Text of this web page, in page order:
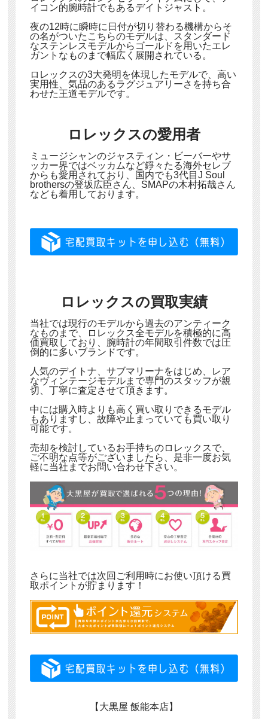
イコン的腕時計でもあるデイトジャスト。
夜の12時に瞬時に日付が切り替わる機構からそ
の名がついたこちらのモデルは、スタンダード
なステンレスモデルからゴールドを用いたエレ
ガントなものまで幅広く展開されている。
ロレックスの3大発明を体現したモデルで、高い
実用性、気品のあるラグジュアリーさを持ち合
わせた王道モデルです。
ロレックスの愛用者
ミュージシャンのジャスティン・ビーバーやサ
ッカー界ではベッカムなど錚々たる海外セレブ
からも愛用されており、国内でも3代目J Soul
brothersの登坂広臣さん、SMAPの木村拓哉さん
なども着用しております。
ロレックスの買取実績
当社では現行のモデルから過去のアンティーク
なものまで、ロレックス全モデルを積極的に高
価買取しており、腕時計の年間取引件数では圧
倒的に多いブランドです。
人気のデイトナ、サブマリーナをはじめ、レア
なヴィンテージモデルまで専門のスタッフが親
切、丁寧に査定させて頂きます。
中には購入時よりも高く買い取りできるモデル
もありますし、故障や止まっていても買い取り
可能です。
売却を検討しているお手持ちのロレックスで、
ご不明な点等がございましたら、是非一度お気
軽に当社までお問い合わせ下さい。
さらに当社では次回ご利用時にお使い頂ける買
取ポイントが貯まります！
【大黒屋 飯能本店】